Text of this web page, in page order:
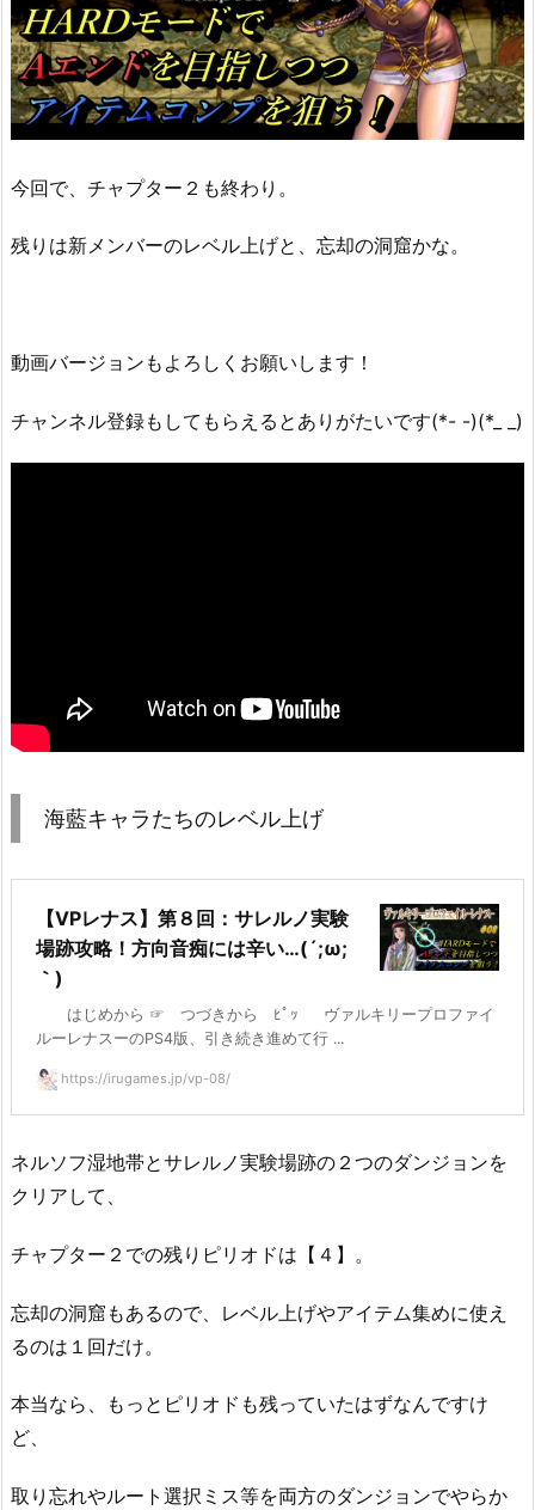
今回で、チャプター２も終わり。
残りは新メンバーのレベル上げと、忘却の洞窟かな。
動画バージョンもよろしくお願いします！
チャンネル登録もしてもらえるとありがたいです(*- -)(*_ _)
海藍キャラたちのレベル上げ
【VPレナス】第８回：サレルノ実験
場跡攻略！方向音痴には辛い…(´;ω;
｀)
はじめから ☞ つづきから ﾋﾟｯ ヴァルキリープロファイ
ルーレナスーのPS4版、引き続き進めて行 ...
https://irugames.jp/vp-08/
ネルソフ湿地帯とサレルノ実験場跡の２つのダンジョンを
クリアして、
チャプター２での残りピリオドは【４】。
忘却の洞窟もあるので、レベル上げやアイテム集めに使え
るのは１回だけ。
本当なら、もっとピリオドも残っていたはずなんですけ
ど、
取り忘れやルート選択ミス等を両方のダンジョンでやらか